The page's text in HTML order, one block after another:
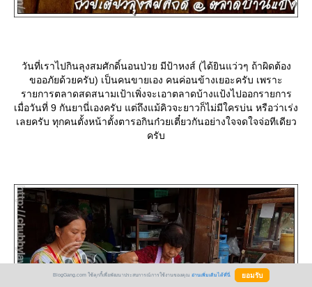
วันที่เราไปกินลุงสมศักดิ์นอนป่วย มีป้าหงส์ (ได้ยินแว่วๆ ถ้าผิดต้อง
ขออภัยด้วยครับ) เป็นคนขายเอง คนค่อนข้างเยอะครับ เพราะ
รายการตลาดสดสนามเป้าเพิ่งจะเอาตลาดบ้างแป้งไปออกรายการ
เมื่อวันที่ 9 กันยานี่เองครับ แต่ถึงแม้คิวจะยาวก็ไม่มีใครบ่น หรือว่าเร่ง
เลยครับ ทุกคนตั้งหน้าตั้งตารอกินก๋วยเตี๋ยวกันอย่างใจจดใจจ่อทีเดียว
ครับ
BlogGang.com ใช้คุกกี้เพื่อพัฒนาประสบการณ์การใช้งานของคุณ อ่านเพิ่มเติมได้ที่นี่